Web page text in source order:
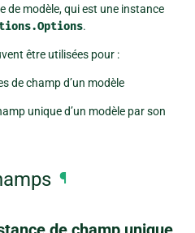
de modèle, qui est une instance
.
être utilisées pour :
de champ d’un modèle
unique d’un modèle par son
¶